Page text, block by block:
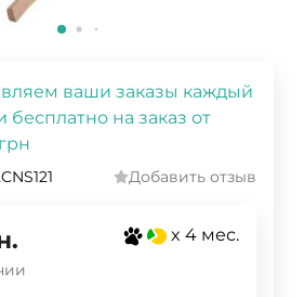
ваши заказы каждый
бесплатно на заказ от
Добавить отзыв
x 4 мес.